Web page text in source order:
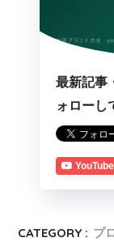
最新記事
ォローし
YouTube
CATEGORY : プ